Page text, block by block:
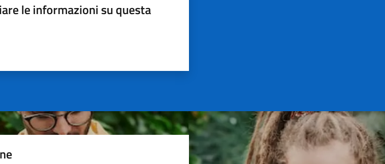
le informazioni su questa